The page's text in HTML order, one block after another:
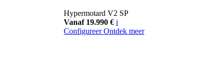
Hypermotard V2 SP
Vanaf 19.990 € i
Configureer Ontdek meer